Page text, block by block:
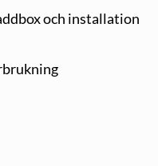
och installation